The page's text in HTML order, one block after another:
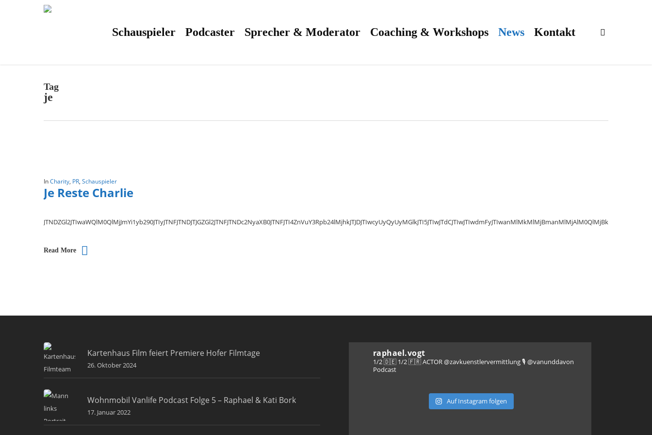
Schauspieler Podcaster Sprecher & Moderator Coaching & Workshops News Kontakt
Tag
je
InCharity, PR, Schauspieler
Je Reste Charlie
Read More
Kartenhaus Film feiert Premiere Hofer Filmtage
26. Oktober 2024
Wohnmobil Vanlife Podcast Folge 5 – Raphael & Kati Bork
17. Januar 2022
raphael.vogt
1/2 🇩🇪 1/2 🇫🇷 ACTOR @zavkuenstlervermittlung🎙️ @vanunddavon
Podcast
Auf Instagram folgen